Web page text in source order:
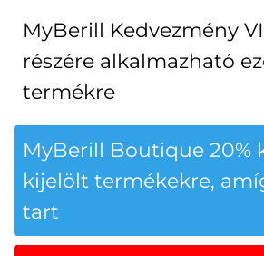
MyBerill Kedvezmény
részére alkalmazható
termékre
MyBerill Boutique 20%
kijelölt termékekre,
tart